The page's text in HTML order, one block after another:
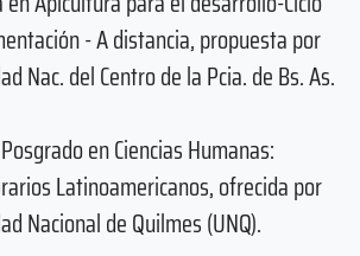
- A distancia, propuesta por
Nac. del Centro de la Pcia. de Bs. As.
en Ciencias Humanas:
Latinoamericanos, ofrecida por
Nacional de Quilmes (UNQ).